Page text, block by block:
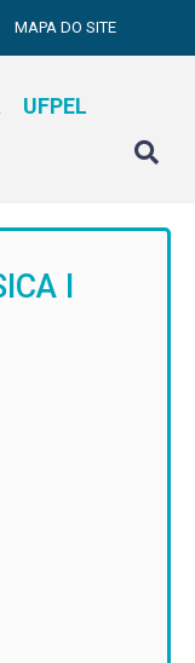
MAPA DO SITE
UFPEL
I